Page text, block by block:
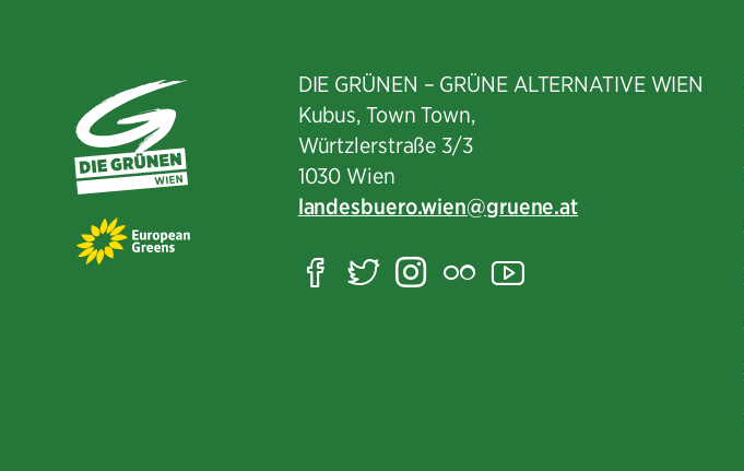
DIE GRÜNEN – GRÜNE ALTERNATIVE WIEN
Kubus, Town Town,
Würtzlerstraße 3/3​
1030 Wien
landesbuero.wien
gruene.at
Facebook
TwitterInstagram
FlickrYouTube